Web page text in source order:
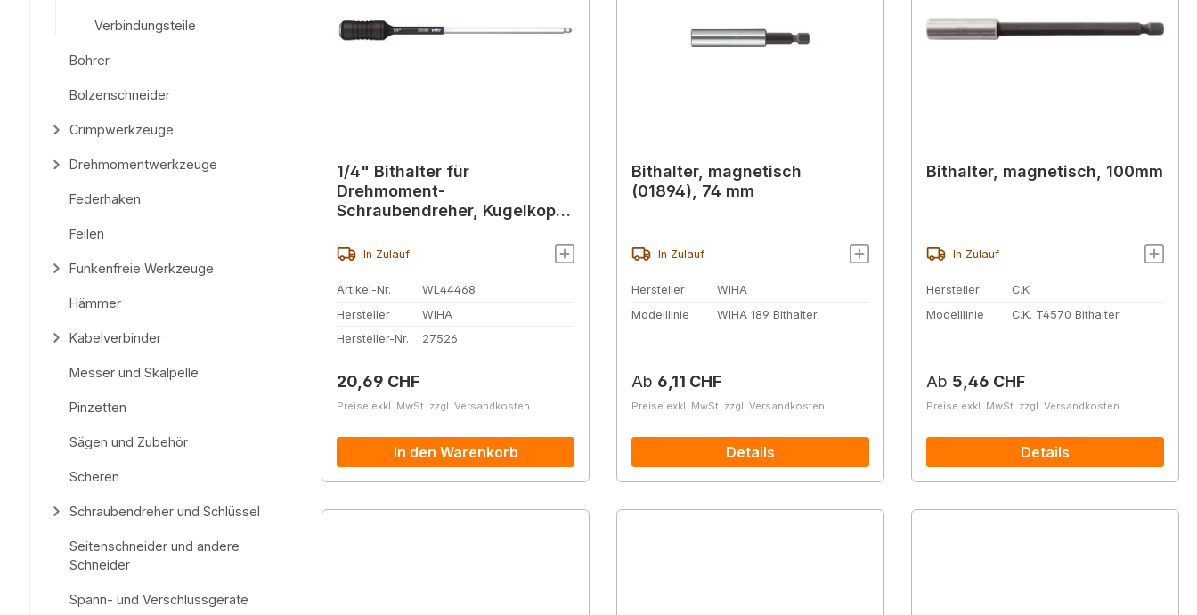
Verbindungsteile
Bohrer
Bolzenschneider
Crimpwerkzeuge
Drehmomentwerkzeuge
Federhaken
Feilen
Funkenfreie Werkzeuge
Hämmer
Kabelverbinder
Messer und Skalpelle
Pinzetten
Sägen und Zubehör
Scheren
Schraubendreher und Schlüssel
Seitenschneider und andere
Schneider
Spann- und Verschlussgeräte
1/4" Bithalter für
Drehmoment-
Schraubendreher, Kugelkopf,
In Zulauf
Artikel-Nr.
WL44468
Hersteller
WIHA
Hersteller-Nr.
27526
Regulärer Preis:
20,69 CHF
Preise exkl. MwSt. zzgl. Versandkosten
In den Warenkorb
Bithalter, magnetisch
(01894), 74 mm
In Zulauf
Hersteller
WIHA
Modelllinie
WIHA 189 Bithalter
Regulärer Preis:
Ab 6,11 CHF
Preise exkl. MwSt. zzgl. Versandkosten
Details
Bithalter, magnetisch, 100mm
In Zulauf
Hersteller
C.K
Modelllinie
C.K. T4570 Bithalter
Regulärer Preis:
Ab 5,46 CHF
Preise exkl. MwSt. zzgl. Versandkosten
Details